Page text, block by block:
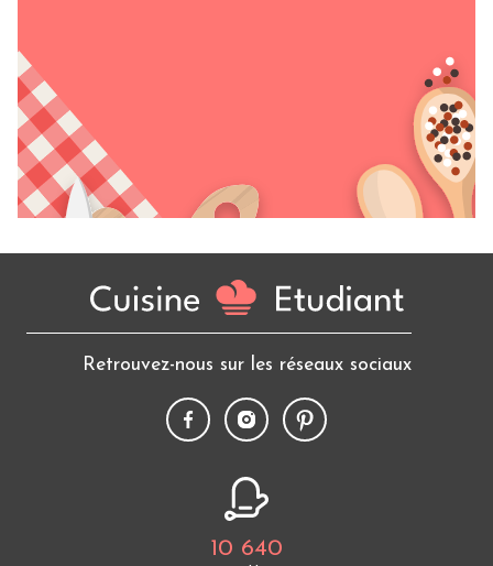
Retrouvez-nous sur les réseaux sociaux
10 640